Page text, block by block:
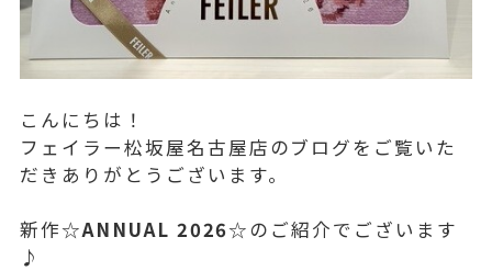
こんにちは！
フェイラー松坂屋名古屋店のブログをご覧いた
だきありがとうございます。
新作☆ANNUAL 2026☆のご紹介でございます
♪